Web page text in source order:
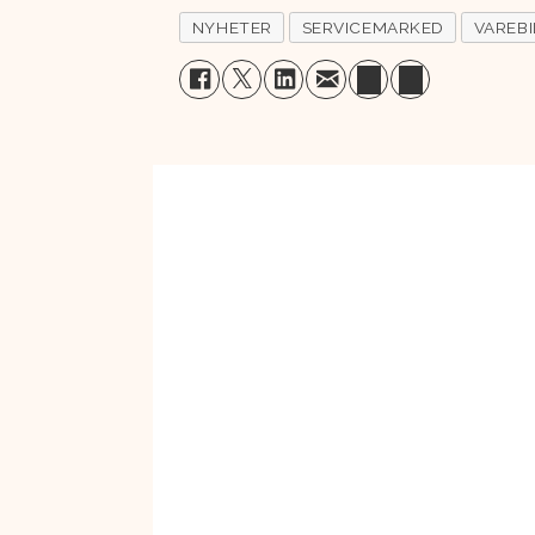
NYHETER SERVICEMARKED VAREBIL